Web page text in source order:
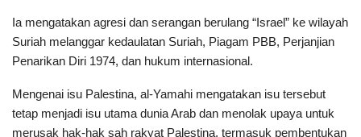
Ia mengatakan agresi dan serangan berulang “Israel” ke wilayah
Suriah melanggar kedaulatan Suriah, Piagam PBB, Perjanjian
Penarikan Diri 1974, dan hukum internasional.
Mengenai isu Palestina, al-Yamahi mengatakan isu tersebut
tetap menjadi isu utama dunia Arab dan menolak upaya untuk
merusak hak-hak sah rakyat Palestina, termasuk pembentukan